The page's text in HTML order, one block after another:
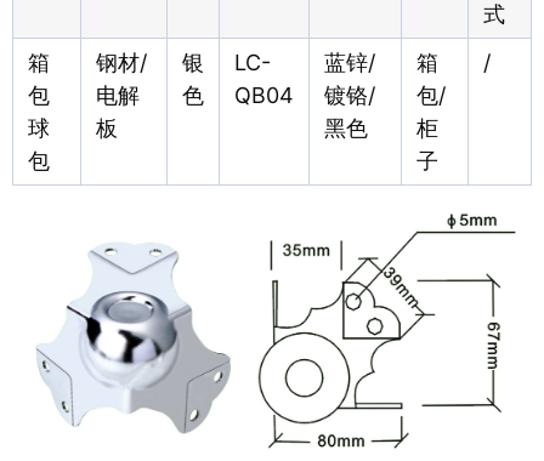
式
箱
包
球
包
钢材/
电解
板
银
色
LC-
QB04
蓝锌/
镀铬/
黑色
箱
包/
柜
子
/